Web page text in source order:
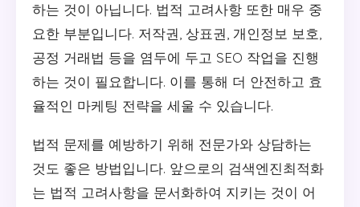
하는 것이 아닙니다. 법적 고려사항 또한 매우 중
요한 부분입니다. 저작권, 상표권, 개인정보 보호,
공정 거래법 등을 염두에 두고 SEO 작업을 진행
하는 것이 필요합니다. 이를 통해 더 안전하고 효
율적인 마케팅 전략을 세울 수 있습니다.
법적 문제를 예방하기 위해 전문가와 상담하는
것도 좋은 방법입니다. 앞으로의 검색엔진최적화
는 법적 고려사항을 문서화하여 지키는 것이 어